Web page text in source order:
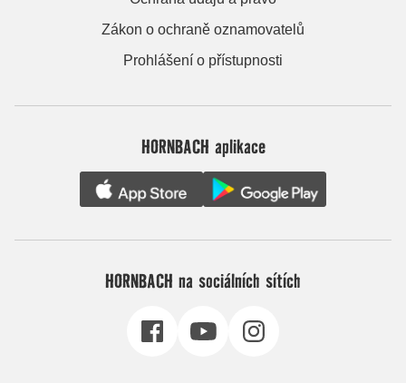
Zákon o ochraně oznamovatelů
Prohlášení o přístupnosti
HORNBACH aplikace
HORNBACH na sociálních sítích